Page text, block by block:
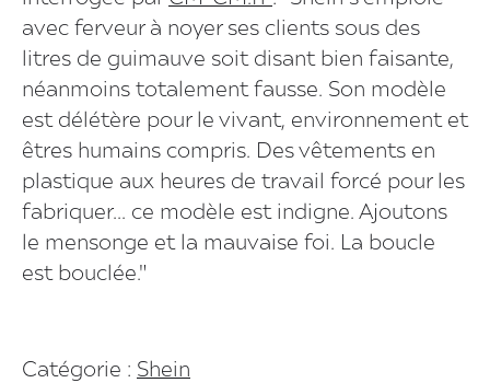
avec ferveur à noyer ses clients sous des
litres de guimauve soit disant bien faisante,
néanmoins totalement fausse. Son modèle
est délétère pour le vivant, environnement et
êtres humains compris. Des vêtements en
plastique aux heures de travail forcé pour les
fabriquer... ce modèle est indigne. Ajoutons
le mensonge et la mauvaise foi. La boucle
est bouclée."
Catégorie : Shein